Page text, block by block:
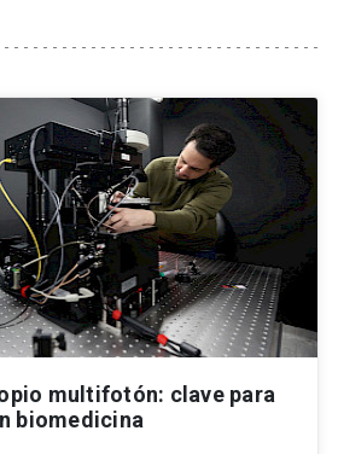
keyboard_arrow_down
launch
launch
multifotón: clave para
biomedicina